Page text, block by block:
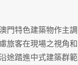
門特色建築物作主
旅客在現場之視角
途踏進中式建築群